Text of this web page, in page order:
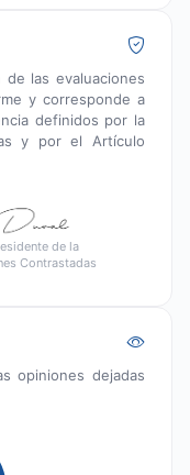
las evaluaciones
y corresponde a
definidos por la
y por el Artículo
de la
Contrastadas
opiniones dejadas